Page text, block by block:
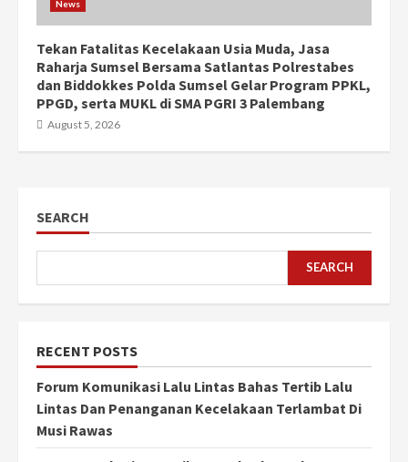
News
Tekan Fatalitas Kecelakaan Usia Muda, Jasa
Raharja Sumsel Bersama Satlantas Polrestabes
dan Biddokkes Polda Sumsel Gelar Program PPKL,
PPGD, serta MUKL di SMA PGRI 3 Palembang
August 5, 2026
SEARCH
SEARCH
RECENT POSTS
Forum Komunikasi Lalu Lintas Bahas Tertib Lalu
Lintas Dan Penanganan Kecelakaan Terlambat Di
Musi Rawas